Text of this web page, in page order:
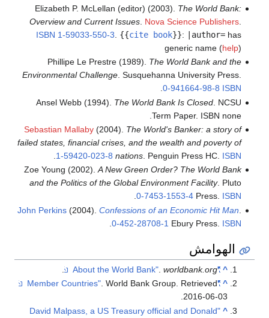
Elizabeth P. McLellan (editor) (2003). The World Bank:
Overview and Current Issues. Nova Science Publishers.
ISBN 1-59033-550-3 {{cite book}}: |author=has
generic name (help)
Phillipe Le Prestre (1989). The World Bank and the
Environmental Challenge. Susquehanna University Press.
ISBN
0-941664-98-8
Ansel Webb (1994). The World Bank Is Closed. NCSU
Term Paper. ISBN none.
Sebastian Mallaby(2004). The World's Banker: a story of
failed states, financial crises, and the wealth and poverty of
nations. Penguin Press HC. ISBN
1-59420-023-8
Zoe Young (2002).A New Green Order? The World Bank
and the Politics of the Global Environment Facility. Pluto
Press. ISBN
0-7453-1553-4
.
John Perkins(2004). Confessions of an Economic Hit Man
Ebury Press. ISBN
0-452-28708-1
الهوامش
^
"About the World Bank"
.worldbank.org
.
^
"Member Countries"
. World Bank Group. Retrieved
2016-06-03
.
^
"David Malpass, a US Treasury official and Donald